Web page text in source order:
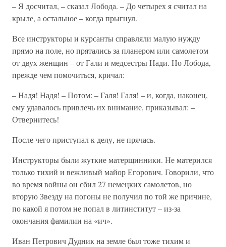
– Я досчитал, – сказал Лобода. – До четырех я считал на
крыле, а остальное – когда прыгнул.
Все инструкторы и курсанты справляли малую нужду
прямо на поле, но прятались за планером или самолетом
от двух женщин – от Гали и медсестры Нади. Но Лобода,
прежде чем помочиться, кричал:
– Надя! Надя! – Потом: – Галя! Галя! – и, когда, наконец,
ему удавалось привлечь их внимание, приказывал: –
Отвернитесь!
После чего приступал к делу, не прячась.
Инструкторы были жуткие матерщинники. Не матерился
только тихий и вежливый майор Егорович. Говорили, что
во время войны он сбил 27 немецких самолетов, но
вторую Звезду на погоны не получил по той же причине,
по какой я потом не попал в литинститут – из-за
окончания фамилии на «ич».
Иван Петрович Дудник на земле был тоже тихим и